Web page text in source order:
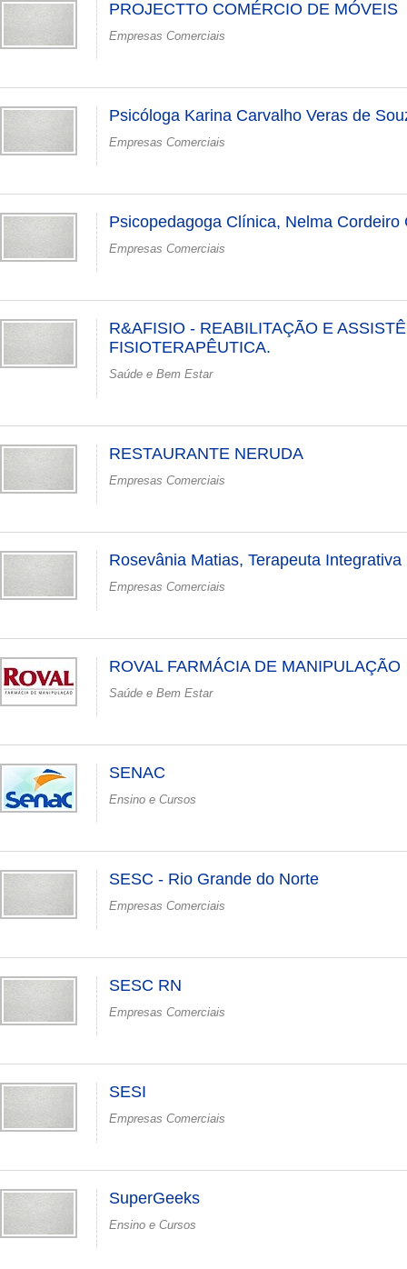
PROJECTTO COMÉRCIO DE MÓVEIS
Empresas Comerciais
Psicóloga Karina Carvalho Veras de
Empresas Comerciais
Psicopedagoga Clínica, Nelma Cordeiro
Empresas Comerciais
R&AFISIO - REABILITAÇÃO E
FISIOTERAPÊUTICA.
Saúde e Bem Estar
RESTAURANTE NERUDA
Empresas Comerciais
Rosevânia Matias, Terapeuta Integrativa
Empresas Comerciais
ROVAL FARMÁCIA DE MANIPULAÇÃO
Saúde e Bem Estar
SENAC
Ensino e Cursos
SESC - Rio Grande do Norte
Empresas Comerciais
SESC RN
Empresas Comerciais
SESI
Empresas Comerciais
SuperGeeks
Ensino e Cursos